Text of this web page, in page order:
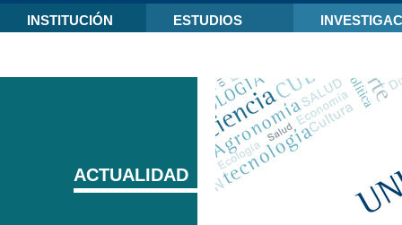
INSTITUCIÓN ESTUDIOS
ACTUALIDAD